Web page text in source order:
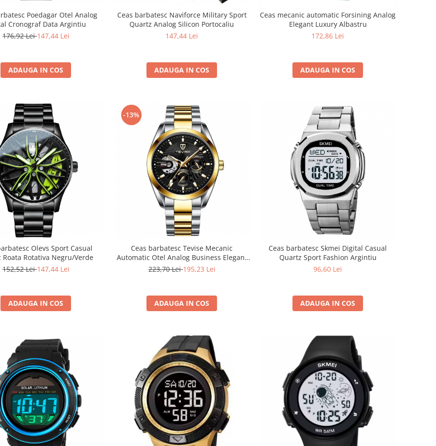
Poedagar Otel Analog
Cronograf Data Argintiu
176,92 Lei147,44 Lei
ADAUGA IN COS
Ceas barbatesc Naviforce Military Sport
Quartz Analog Silicon Portocaliu
147,44 Lei
ADAUGA IN COS
Ceas mecanic automatic Forsining Analog
Elegant Luxury Albastru
172,86 Lei
ADAUGA IN COS
Olevs Sport Casual
Roata Rotativa Negru/Verde
152,52 Lei147,44 Lei
ADAUGA IN COS
-13%
Ceas barbatesc Tevise Mecanic
Automatic Otel Analog Business Elegant
Argintiu
223,70 Lei195,23 Lei
ADAUGA IN COS
Ceas barbatesc Skmei Digital Casual
Quartz Sport Fashion Argintiu
96,60 Lei
ADAUGA IN COS